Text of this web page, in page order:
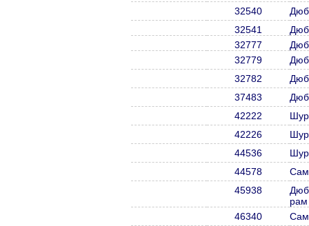
32540
32541
32777
32779
32782
37483
42222
42226
44536
44578
45938
рам
46340